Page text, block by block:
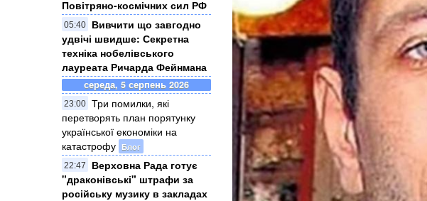
Повітряно-космічних сил РФ
05:40
Вивчити що завгодно
удвічі швидше: Секретна
техніка нобелівського
лауреата Ричарда Фейнмана
середа, 5 серпень 2026
23:00 Три помилки, які
перетворять план порятунку
української економіки на
катастрофу Блог
22:47
Верховна Рада готує
"драконівські" штрафи за
російську музику в закладах